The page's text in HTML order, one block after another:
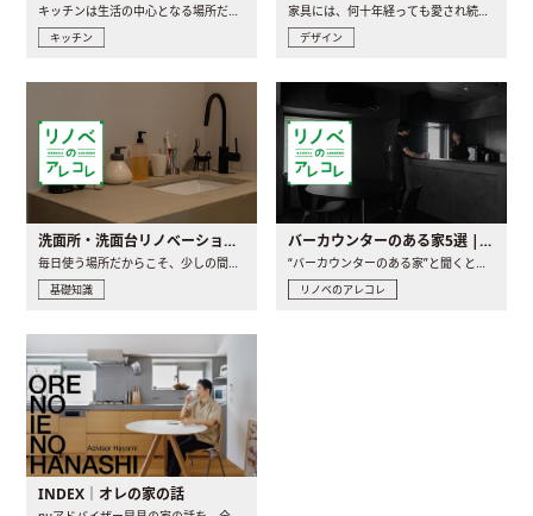
キッチンは生活の中心となる場所だからこそ、家の中のどこに置..
キッチン
家具には、何十年経っても愛され続ける「名作」と呼ばれるもの..
デザイン
洗面所・洗面台リノベーションの事例と間取りアイデア
毎日使う場所だからこそ、少しの間取りの工夫や素材の選び方で..
基礎知識
バーカウンターのある家5選 | 日常に馴染む“距離の近い”キッチンとは
“バーカウンターのある家”と聞くと、少し特別な、大人のための..
リノベのアレコレ
INDEX｜オレの家の話